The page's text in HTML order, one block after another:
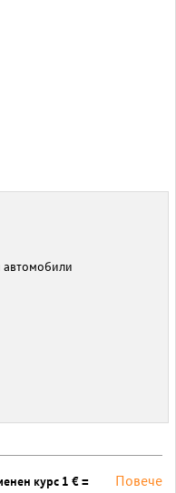
автомобили
курс 1 € =
Повече